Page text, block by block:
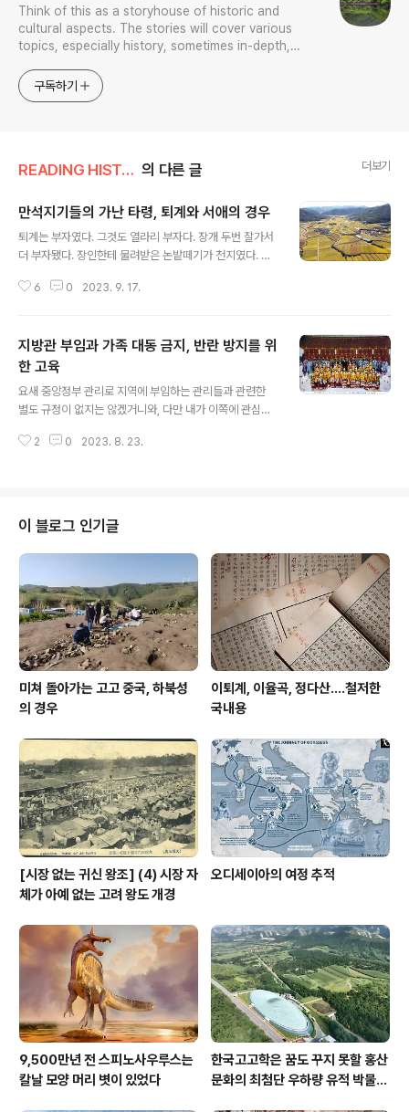
Think of this as a storyhouse of historic and
cultural aspects. The stories will cover various
topics, especially history, sometimes in-depth,
approach will be to resist any common sense or
generalized viewpoint
구독하기
READING HISTORY 의 다른 글 더보기
만석지기들의 가난 타령, 퇴계와 서애의 경우
퇴계는 부자였다. 그것도 열라리 부자다. 장개 두번 잘가서
더 부자됐다. 장인한테 물려받은 논밭떼기가 천지였다. 한
어놨다. 서애 류성룡. 하회마을 건너편 옥연정사. 간판 보면
했다니? 그래서 건물채 하나 짓다가 중단했다니? 새빨간
거짓말이다. 한데 왜 이들은 틈만 나면 나는 가난하다고 들
먹였는가? 나는 그 이유가 현금 유동성이라고 본다. 퇴계
서애 시대만 조선시대는 화폐경제가 아니었다. 금융경제가
아니었다. 물물교환시대다. 문집 봐라. 물건 사고 팔 때 화
폐 이용한 일 없다. 전부가 쌀 콩 몇 되 주고 생선 사오고 하
6 0 2023. 9. 17.
지방관 부임과 가족 대동 금지, 반란 방지를 위
한 고육
요새 중앙정부 관리로 지역에 부임하는 관리들과 관련한
별도 규정이 없지는 않겠거니와, 다만 내가 이쪽에 관심이
에 없으니 그럼에도 기관장한테 보통 이용권이 주어지는
이용권을 생각하면 의외로 쉬운 것을 의외로 지질이도 어
렵게 설명한다.) 이 경우 상식으로 보면 심대한 문제가 발생
하는데 예컨데 처자식 혹은 부모 혹은 장인 장모가 들어가
함께 거주하지 마란 보장도 없다. 이런 데 대한 제한이 분명
있어야 한다고 본다. 왜냐면 국가가 해당 관리한테 배당한
것은 그 관사 사용권이며, 또 그..
2 0 2023. 8. 23.
이 블로그 인기글
미쳐 돌아가는 고고 중국, 하북성
의 경우
이퇴계, 이율곡, 정다산....철저한
국내용
[시장 없는 귀신 왕조] (4) 시장 자
체가 아예 없는 고려 왕도 개경
오디세이아의 여정 추적
9,500만년 전 스피노사우루스는
칼날 모양 머리 볏이 있었다
한국고고학은 꿈도 꾸지 못할 홍산
문화의 최첨단 우하량 유적 박물관